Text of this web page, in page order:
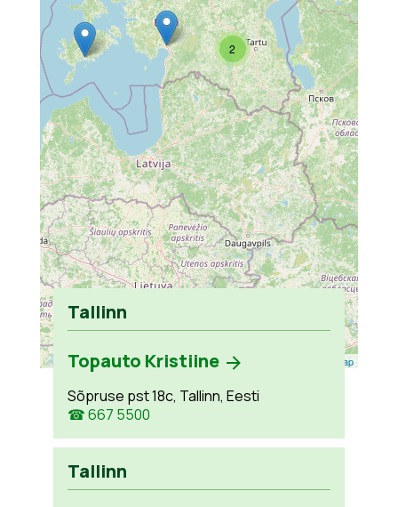
2
Leaflet OpenStreetMap
Tallinn
Topauto Kristiine
Sõpruse pst 18c, Tallinn, Eesti
☎ 667 5500
Tallinn